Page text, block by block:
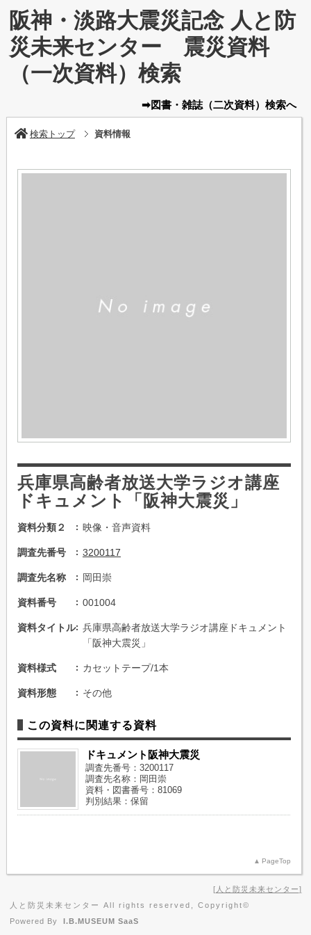
阪神・淡路大震災記念 人と防
災未来センター 震災資料
（一次資料）検索
➡図書・雑誌（二次資料） 検索へ
検索トップ 資料情報
兵庫県高齢者放送大学ラジオ講座
ドキュメント「阪神大震災」
資料分類２ 映像・音声資料
調査先番号 3200117
調査先名称 岡田崇
資料番号 001004
資料タイトル
兵庫県高齢者放送大学ラジオ講座ドキュメント
「阪神大震災」
資料様式 カセットテープ/1本
資料形態 その他
この資料に関連する資料
ドキュメント阪神大震災
調査先番号：3200117
調査先名称：岡田崇
資料・図書番号：81069
判別結果：保留
PageTop
人と防災未来センター
人と防災未来センター All rights reserved, Copyright©
Powered By
I.B.MUSEUM SaaS